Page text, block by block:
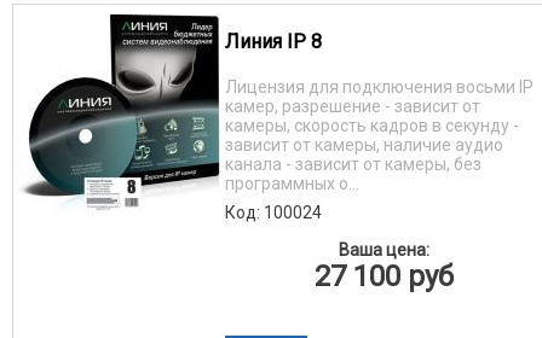
Линия IP 8
Лицензия для подключения восьми IP
камер, разрешение - зависит от
камеры, скорость кадров в секунду -
зависит от камеры, наличие аудио
канала - зависит от камеры, без
программных о...
Код: 100024
Ваша цена:
27 100 руб